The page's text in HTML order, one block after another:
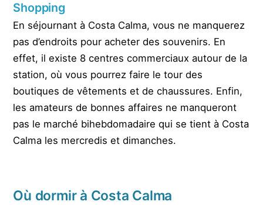
Shopping
En séjournant à Costa Calma, vous ne manquerez
pas d’endroits pour acheter des souvenirs. En
effet, il existe 8 centres commerciaux autour de la
station, où vous pourrez faire le tour des
boutiques de vêtements et de chaussures. Enfin,
les amateurs de bonnes affaires ne manqueront
pas le marché bihebdomadaire qui se tient à Costa
Calma les mercredis et dimanches.
Où dormir à Costa Calma